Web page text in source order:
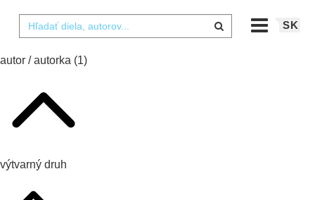
SK
autor / autorka (1)
výtvarný druh